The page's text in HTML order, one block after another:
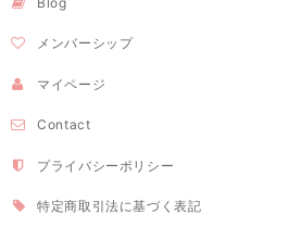
メンバーシップ
マイページ
Contact
プライバシーポリシー
特定商取引法に基づく表記